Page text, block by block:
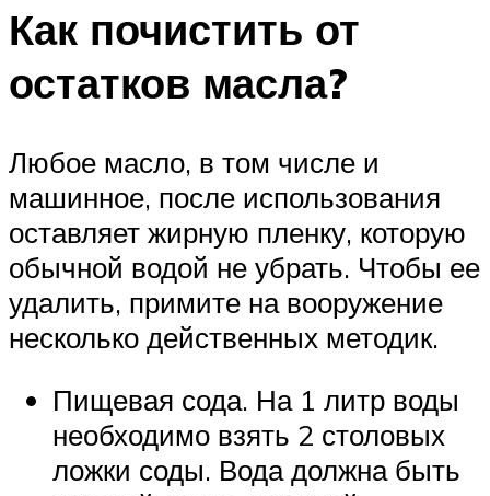
Как почистить от
остатков масла?
Любое масло, в том числе и
машинное, после использования
оставляет жирную пленку, которую
обычной водой не убрать. Чтобы ее
удалить, примите на вооружение
несколько действенных методик.
Пищевая сода. На 1 литр воды
необходимо взять 2 столовых
ложки соды. Вода должна быть